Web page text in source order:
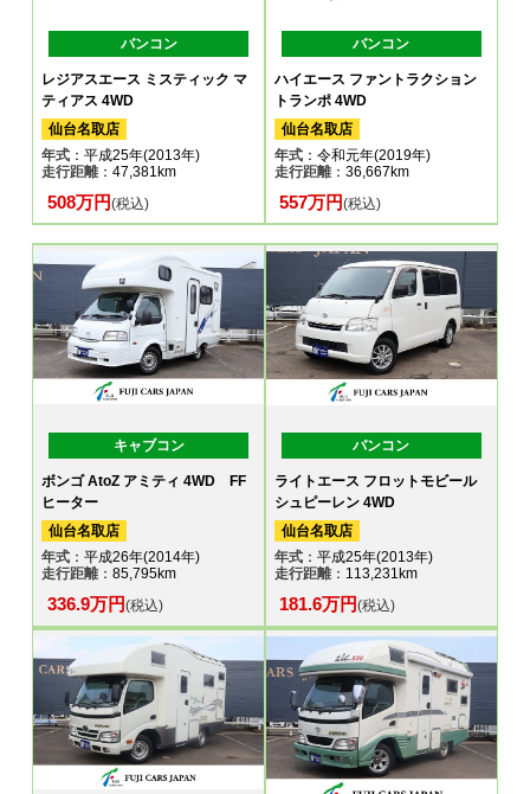
バンコン
レジアスエース ミスティック マ
ティアス 4WD
仙台名取店
年式 ：平成25年(2013年)
走行距離：47,381km
508万円(税込)
バンコン
ハイエース ファントラクション
トランポ 4WD
仙台名取店
年式：令和元年(2019年)
走行距離：36,667km
557万円(税込)
キャブコン
ボンゴ AtoZ アミティ 4WD FF
ヒーター
仙台名取店
年式 ：平成26年(2014年)
走行距離：85,795km
336.9万円(税込)
バンコン
ライトエース フロットモビール
シュピーレン 4WD
仙台名取店
年式：平成25年(2013年)
走行距離：113,231km
181.6万円(税込)